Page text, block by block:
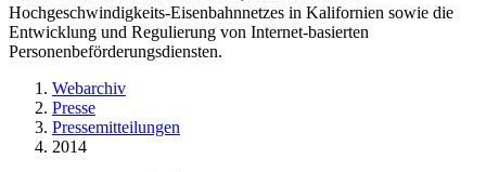
Hochgeschwindigkeits-Eisenbahnnetzes in Kalifornien sowie die
Entwicklung und Regulierung von Internet-basierten
Personenbeförderungsdiensten.
Webarchiv
Presse
Pressemitteilungen
2014